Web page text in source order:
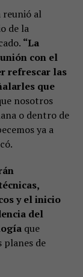
reunió al
de la
“La
con el
refrescar las
que
nosotros
o dentro de
ya a
y el inicio
del
que
de